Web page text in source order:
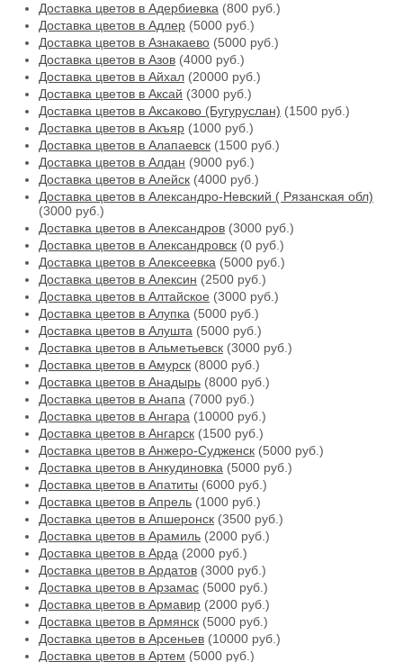
Доставка цветов в Адербиевка (800 руб.)
Доставка цветов в Адлер (5000 руб.)
Доставка цветов в Азнакаево (5000 руб.)
Доставка цветов в Азов (4000 руб.)
Доставка цветов в Айхал (20000 руб.)
Доставка цветов в Аксай (3000 руб.)
Доставка цветов в Аксаково (Бугуруслан) (1500 руб.)
Доставка цветов в Акъяр (1000 руб.)
Доставка цветов в Алапаевск (1500 руб.)
Доставка цветов в Алдан (9000 руб.)
Доставка цветов в Алейск (4000 руб.)
Доставка цветов в Александро-Невский ( Рязанская обл)
(3000 руб.)
Доставка цветов в Александров (3000 руб.)
Доставка цветов в Александровск (0 руб.)
Доставка цветов в Алексеевка (5000 руб.)
Доставка цветов в Алексин (2500 руб.)
Доставка цветов в Алтайское (3000 руб.)
Доставка цветов в Алупка (5000 руб.)
Доставка цветов в Алушта (5000 руб.)
Доставка цветов в Альметьевск (3000 руб.)
Доставка цветов в Амурск (8000 руб.)
Доставка цветов в Анадырь (8000 руб.)
Доставка цветов в Анапа (7000 руб.)
Доставка цветов в Ангара (10000 руб.)
Доставка цветов в Ангарск (1500 руб.)
Доставка цветов в Анжеро-Судженск (5000 руб.)
Доставка цветов в Анкудиновка (5000 руб.)
Доставка цветов в Апатиты (6000 руб.)
Доставка цветов в Апрель (1000 руб.)
Доставка цветов в Апшеронск (3500 руб.)
Доставка цветов в Арамиль (2000 руб.)
Доставка цветов в Арда (2000 руб.)
Доставка цветов в Ардатов (3000 руб.)
Доставка цветов в Арзамас (5000 руб.)
Доставка цветов в Армавир (2000 руб.)
Доставка цветов в Армянск (5000 руб.)
Доставка цветов в Арсеньев (10000 руб.)
Доставка цветов в Артем (5000 руб.)